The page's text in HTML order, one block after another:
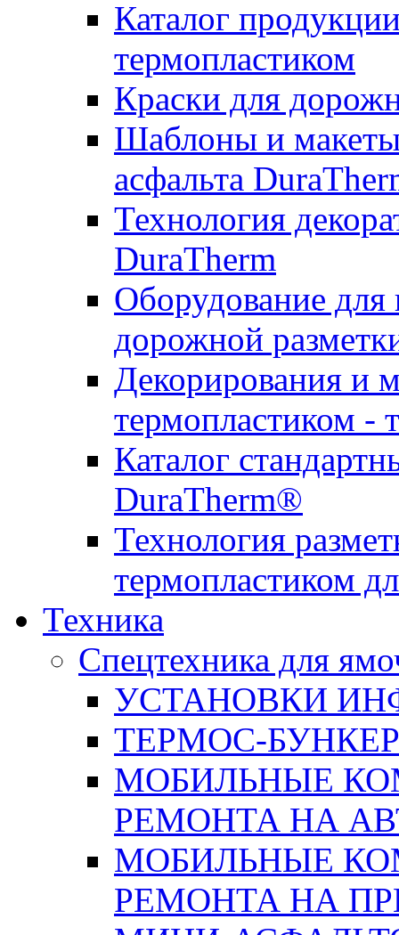
Каталог
термопластиком
Краски для
Шаблоны и макеты
асфальта
Технология
DuraTherm
Оборудование для
дорожной
Декорирования и
термопластиком -
Каталог
DuraTherm®
Технология
термопластиком
Техника
Спецтехника для
УСТАНОВКИ
ТЕРМОС-
МОБИЛЬНЫЕ
РЕМОНТА НА
МОБИЛЬНЫЕ
РЕМОНТА НА